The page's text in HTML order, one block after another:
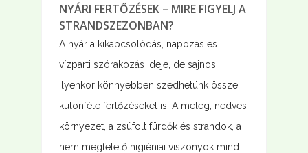
NYÁRI FERTŐZÉSEK – MIRE FIGYELJ A
STRANDSZEZONBAN?
A nyár a kikapcsolódás, napozás és
vízparti szórakozás ideje, de sajnos
ilyenkor könnyebben szedhetünk össze
különféle fertőzéseket is. A meleg, nedves
környezet, a zsúfolt fürdők és strandok, a
nem megfelelő higiéniai viszonyok mind